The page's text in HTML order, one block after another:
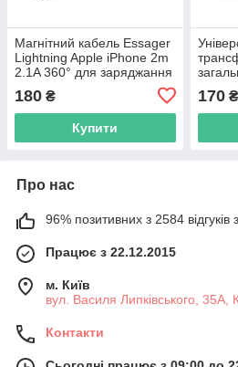
Магнітний кабель Essager
Lightning Apple iPhone 2m
2.1A 360° для заряджання
180 ₴
Купити
C/
170₴
Про нас
96% позитивних з 2584 відгуків
Працює з 22.12.2015
м. Київ
вул. Василя Липківського, 35А,
Контакти